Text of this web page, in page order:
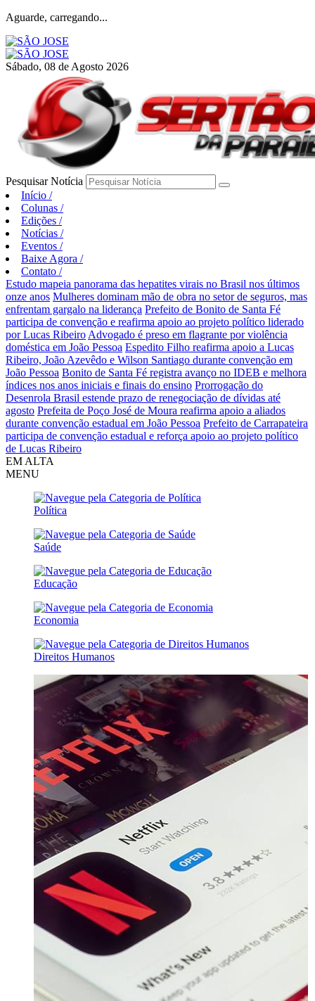
Aguarde, carregando...
Sábado, 08 de Agosto 2026
Pesquisar Notícia
Início /
Colunas /
Edições /
Notícias /
Eventos /
Baixe Agora /
Contato /
Estudo mapeia panorama das hepatites virais no Brasil nos últimos
onze anos Mulheres dominam mão de obra no setor de seguros, mas
enfrentam gargalo na liderança Prefeito de Bonito de Santa Fé
participa de convenção e reafirma apoio ao projeto político liderado
por Lucas Ribeiro Advogado é preso em flagrante por violência
doméstica em João Pessoa Espedito Filho reafirma apoio a Lucas
Ribeiro, João Azevêdo e Wilson Santiago durante convenção em
João Pessoa Bonito de Santa Fé registra avanço no IDEB e melhora
índices nos anos iniciais e finais do ensino Prorrogação do
Desenrola Brasil estende prazo de renegociação de dívidas até
agosto Prefeita de Poço José de Moura reafirma apoio a aliados
durante convenção estadual em João Pessoa Prefeito de Carrapateira
participa de convenção estadual e reforça apoio ao projeto político
de Lucas Ribeiro
EM ALTA
MENU
Política
Saúde
Educação
Economia
Direitos Humanos